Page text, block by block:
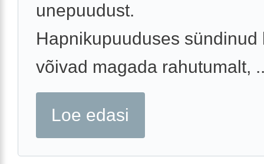
unepuudust.
Hapnikupuuduses sündinud
võivad magada rahutumalt,
Loe edasi